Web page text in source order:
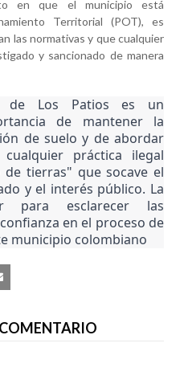
en que el municipio está
Territorial (POT), es
las normativas y que cualquier
y sancionado de manera
de Los Patios es un
de mantener la
de suelo y de abordar
práctica ilegal
tierras" que socave el
y el interés público. La
para esclarecer las
en el proceso de
municipio colombiano